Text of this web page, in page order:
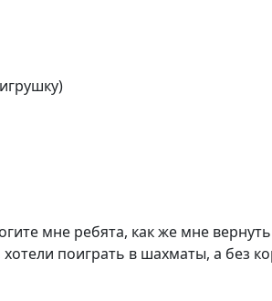
мне ребята, как же мне
поиграть в шахматы, а без